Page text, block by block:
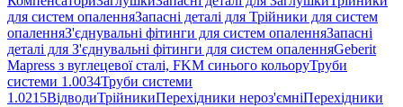
для систем опаленняЗапасні деталі для Трійники для систем
опаленняЗ'єднувальні фітинги для систем опаленняЗапасні
деталі для З'єднувальні фітинги для систем опаленняGeberit
Mapress з вуглецевої сталі, FKM синього кольоруТруби
системи 1.0034Труби системи
1.0215ВідводиТрійникиПерехідники нероз'ємніПерехідники